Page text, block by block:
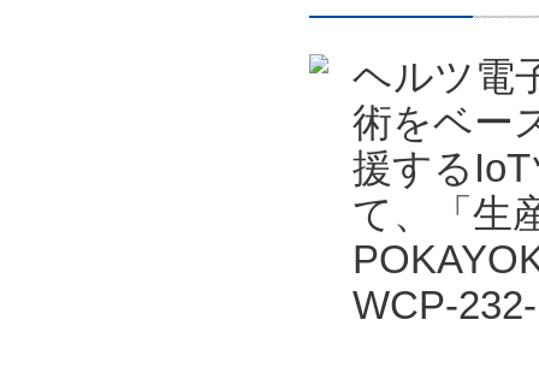
ヘルツ電
術をベー
援する
て、「生
WCP-